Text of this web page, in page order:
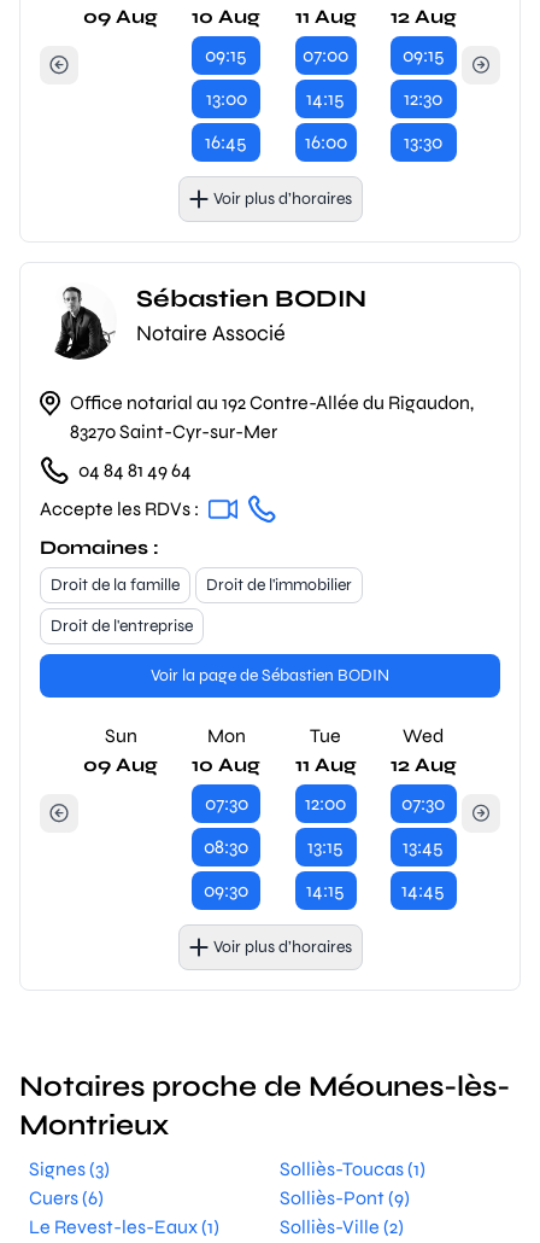
09 Aug
10 Aug
09:15
13:00
16:45
11 Aug
07:00
14:15
16:00
12 Aug
09:15
12:30
13:30
Voir plus d’horaires
Sébastien BODIN
Notaire Associé
Office notarial au 192 Contre-Allée du Rigaudon,
83270 Saint-Cyr-sur-Mer
04 84 81 49 64
Accepte les RDVs :
Domaines :
Droit de la famille
Droit de l'immobilier
Droit de l'entreprise
Voir la page de Sébastien BODIN
Sun
09 Aug
Mon
10 Aug
07:30
08:30
09:30
Tue
11 Aug
12:00
13:15
14:15
Wed
12 Aug
07:30
13:45
14:45
Voir plus d’horaires
Notaires proche de Méounes-lès-
Montrieux
Signes (3)
Solliès-Toucas (1)
Cuers (6)
Solliès-Pont (9)
Le Revest-les-Eaux (1)
Solliès-Ville (2)